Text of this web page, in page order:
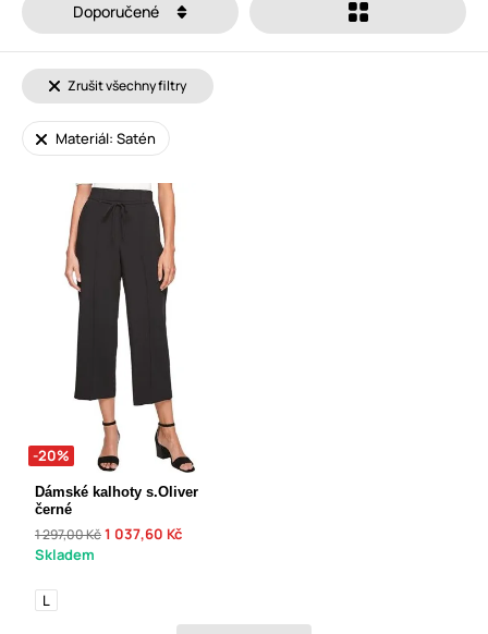
Doporučené
Zrušit všechny filtry
Materiál: Satén
-20%
Dámské kalhoty s.Oliver
černé
1 297,00 Kč1 037,60 Kč
Skladem
L